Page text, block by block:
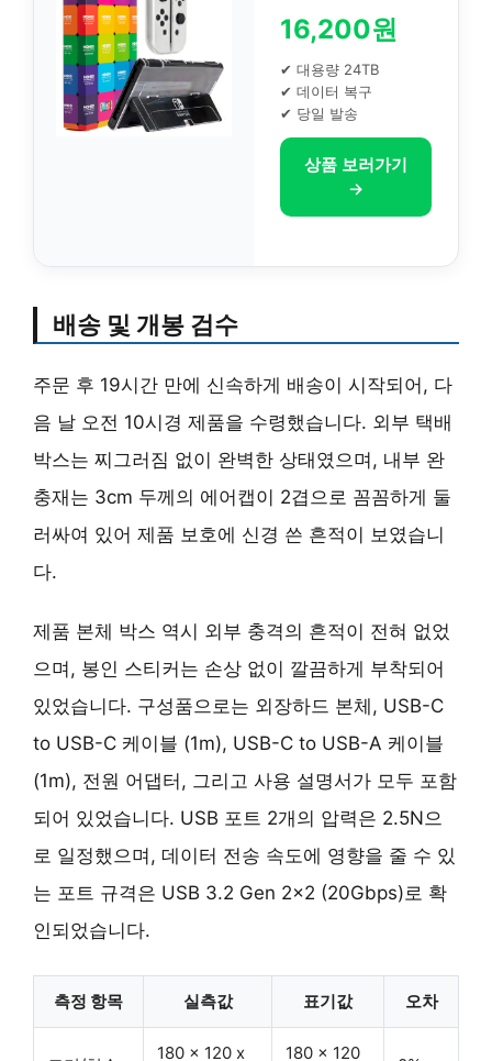
16,200원
✔ 대용량 24TB
✔ 데이터 복구
✔ 당일 발송
상품 보러가기
→
배송 및 개봉 검수
주문 후 19시간 만에 신속하게 배송이 시작되어, 다
음 날 오전 10시경 제품을 수령했습니다. 외부 택배
박스는 찌그러짐 없이 완벽한 상태였으며, 내부 완
충재는 3cm 두께의 에어캡이 2겹으로 꼼꼼하게 둘
러싸여 있어 제품 보호에 신경 쓴 흔적이 보였습니
다.
제품 본체 박스 역시 외부 충격의 흔적이 전혀 없었
으며, 봉인 스티커는 손상 없이 깔끔하게 부착되어
있었습니다. 구성품으로는 외장하드 본체, USB-C
to USB-C 케이블 (1m), USB-C to USB-A 케이블
(1m), 전원 어댑터, 그리고 사용 설명서가 모두 포함
되어 있었습니다. USB 포트 2개의 압력은 2.5N으
로 일정했으며, 데이터 전송 속도에 영향을 줄 수 있
는 포트 규격은 USB 3.2 Gen 2×2 (20Gbps)로 확
인되었습니다.
측정 항목 실측값 표기값 오차
180 x 120 x 180 x 120